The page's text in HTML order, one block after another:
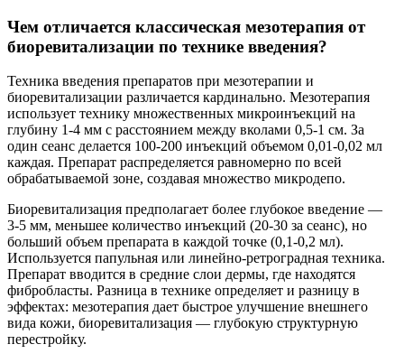
Чем отличается классическая мезотерапия от
биоревитализации по технике введения?
Техника введения препаратов при мезотерапии и
биоревитализации различается кардинально. Мезотерапия
использует технику множественных микроинъекций на
глубину 1-4 мм с расстоянием между вколами 0,5-1 см. За
один сеанс делается 100-200 инъекций объемом 0,01-0,02 мл
каждая. Препарат распределяется равномерно по всей
обрабатываемой зоне, создавая множество микродепо.
Биоревитализация предполагает более глубокое введение —
3-5 мм, меньшее количество инъекций (20-30 за сеанс), но
больший объем препарата в каждой точке (0,1-0,2 мл).
Используется папульная или линейно-ретроградная техника.
Препарат вводится в средние слои дермы, где находятся
фибробласты. Разница в технике определяет и разницу в
эффектах: мезотерапия дает быстрое улучшение внешнего
вида кожи, биоревитализация — глубокую структурную
перестройку.